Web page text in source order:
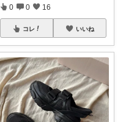
0 0 16
コレ いいね